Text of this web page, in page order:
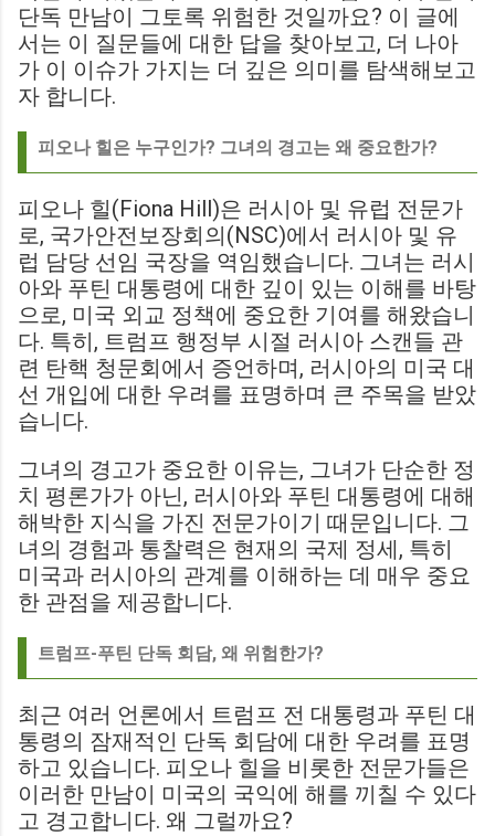
단독 만남이 그토록 위험한 것일까요? 이 글에
서는 이 질문들에 대한 답을 찾아보고, 더 나아
가 이 이슈가 가지는 더 깊은 의미를 탐색해보고
자 합니다.
피오나 힐은 누구인가? 그녀의 경고는 왜 중요한가?
피오나 힐(Fiona Hill)은 러시아 및 유럽 전문가
로, 국가안전보장회의(NSC)에서 러시아 및 유
럽 담당 선임 국장을 역임했습니다. 그녀는 러시
아와 푸틴 대통령에 대한 깊이 있는 이해를 바탕
으로, 미국 외교 정책에 중요한 기여를 해왔습니
다. 특히, 트럼프 행정부 시절 러시아 스캔들 관
련 탄핵 청문회에서 증언하며, 러시아의 미국 대
선 개입에 대한 우려를 표명하며 큰 주목을 받았
습니다.
그녀의 경고가 중요한 이유는, 그녀가 단순한 정
치 평론가가 아닌, 러시아와 푸틴 대통령에 대해
해박한 지식을 가진 전문가이기 때문입니다. 그
녀의 경험과 통찰력은 현재의 국제 정세, 특히
미국과 러시아의 관계를 이해하는 데 매우 중요
한 관점을 제공합니다.
트럼프-푸틴 단독 회담, 왜 위험한가?
최근 여러 언론에서 트럼프 전 대통령과 푸틴 대
통령의 잠재적인 단독 회담에 대한 우려를 표명
하고 있습니다. 피오나 힐을 비롯한 전문가들은
이러한 만남이 미국의 국익에 해를 끼칠 수 있다
고 경고합니다. 왜 그럴까요?